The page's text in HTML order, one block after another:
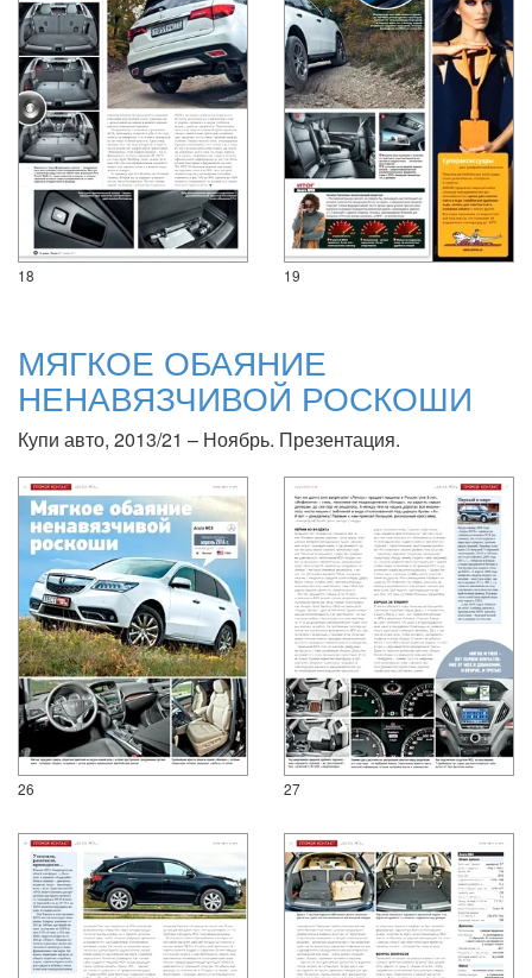
18 19
МЯГКОЕ ОБАЯНИЕ
НЕНАВЯЗЧИВОЙ РОСКОШИ
Купи авто, 2013/21 – Ноябрь. Презентация.
26 27